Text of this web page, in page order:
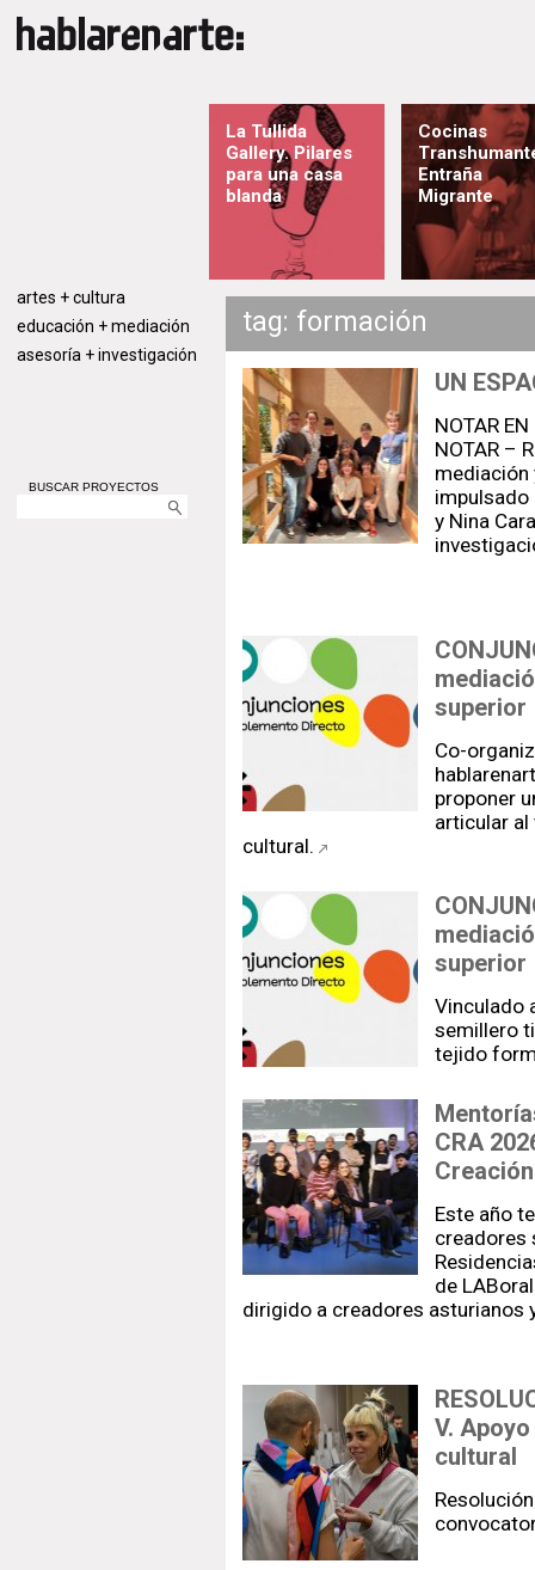
artes + cultura
educación + mediación
asesoría + investigación
BUSCAR PROYECTOS
La Tullida
Gallery. Pilares
para una casa
blanda
Cocinas
Entraña
Migrante
tag: formación
UN
NOTAR
NOTAR –
mediación
impulsado
y Nina
superior
Co-
proponer
articular
cultural.
superior
Vinculado
semillero
tejido
CRA
Este año
creadores
de
dirigido a creadores asturianos
V.
cultural